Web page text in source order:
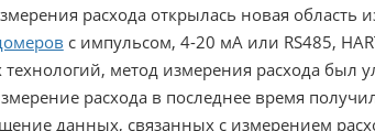
расхода открылась новая область
с импульсом, 4-20 мА или RS485,
метод измерения расхода был
расхода в последнее время
данных, связанных с измерением